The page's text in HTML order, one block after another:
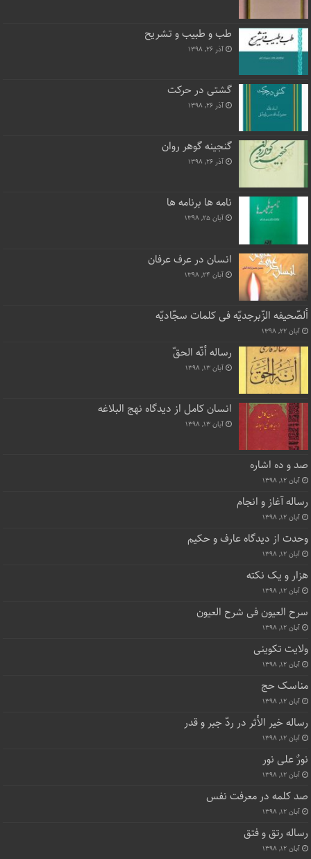
طب و طبیب و تشریح
آذر ۲۶, ۱۳۹۸
گشتی در حرکت
آذر ۲۶, ۱۳۹۸
گنجینه گوهر روان
آذر ۲۶, ۱۳۹۸
نامه ها برنامه ها
آبان ۲۵, ۱۳۹۸
انسان در عرف عرفان
آبان ۲۴, ۱۳۹۸
ألصّحیفه الزّبرجدیّه فی کلمات سجّادیّه
آبان ۲۲, ۱۳۹۸
رساله أنّه الحقّ
آبان ۱۳, ۱۳۹۸
انسان کامل از دیدگاه نهج البلاغه
آبان ۱۳, ۱۳۹۸
صد و ده اشاره
آبان ۱۲, ۱۳۹۸
رساله آغاز و انجام
آبان ۱۲, ۱۳۹۸
وحدت از دیدگاه عارف و حکیم
آبان ۱۲, ۱۳۹۸
هزار و یک نکته
آبان ۱۲, ۱۳۹۸
سرح العیون فی شرح العیون
آبان ۱۲, ۱۳۹۸
ولایت تکوینی
آبان ۱۲, ۱۳۹۸
مناسک حج
آبان ۱۲, ۱۳۹۸
رساله خیر الأثر در ردّ جبر و قدر
آبان ۱۲, ۱۳۹۸
نورٌ علی نور
آبان ۱۲, ۱۳۹۸
صد کلمه در معرفت نفس
آبان ۱۲, ۱۳۹۸
رساله رتق و فتق
آبان ۱۲, ۱۳۹۸